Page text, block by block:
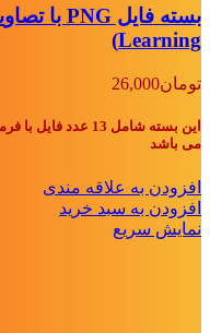
Learning)
تومان26,000
این بسته شامل 13 عدد فایل با فرمت png و تصاویر مربوط به
می باشد
افزودن به علاقه مندی
افزودن به سبد خرید
نمایش سریع